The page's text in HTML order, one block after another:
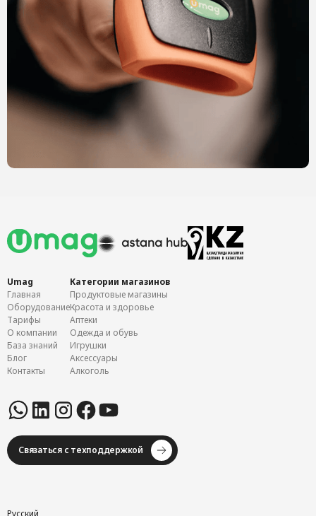
Umag
Главная
Оборудование
Тарифы
О компании
База знаний
Блог
Контакты
Категории магазинов
Продуктовые магазины
Красота и здоровье
Аптеки
Одежда и обувь
Игрушки
Аксессуары
Алкоголь
Связаться с техподдержкой